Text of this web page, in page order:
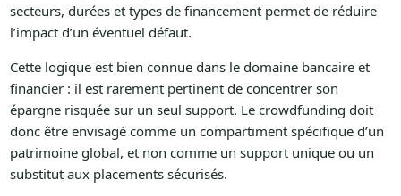
secteurs, durées et types de financement permet de réduire
l’impact d’un éventuel défaut.
Cette logique est bien connue dans le domaine bancaire et
financier : il est rarement pertinent de concentrer son
épargne risquée sur un seul support. Le crowdfunding doit
donc être envisagé comme un compartiment spécifique d’un
patrimoine global, et non comme un support unique ou un
substitut aux placements sécurisés.